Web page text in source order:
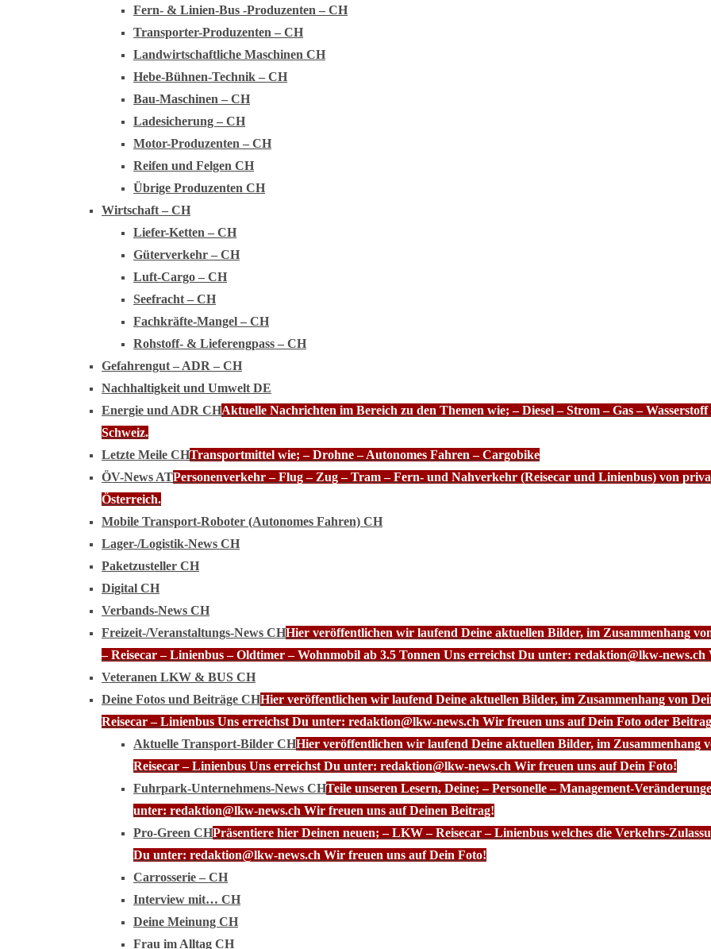
Fern- & Linien-Bus -Produzenten – CH
Transporter-Produzenten – CH
Landwirtschaftliche Maschinen CH
Hebe-Bühnen-Technik – CH
Bau-Maschinen – CH
Ladesicherung – CH
Motor-Produzenten – CH
Reifen und Felgen CH
Übrige Produzenten CH
Wirtschaft – CH
Liefer-Ketten – CH
Güterverkehr – CH
Luft-Cargo – CH
Seefracht – CH
Fachkräfte-Mangel – CH
Rohstoff- & Lieferengpass – CH
Gefahrengut – ADR – CH
Nachhaltigkeit und Umwelt DE
Energie und ADR CHAktuelle Nachrichten im Bereich zu den Themen wie; – Diesel – Strom – Gas –
Schweiz.
Letzte Meile CHTransportmittel wie; – Drohne – Autonomes Fahren – Cargobike
ÖV-News ATPersonenverkehr – Flug – Zug – Tram – Fern- und Nahverkehr (Reisecar und Linienbus) von
Österreich.
Mobile Transport-Roboter (Autonomes Fahren) CH
Lager-/Logistik-News CH
Paketzusteller CH
Digital CH
Verbands-News CH
Freizeit-/Veranstaltungs-News CHHier veröffentlichen wir laufend Deine aktuellen Bilder, im Zusammenhang
– Reisecar – Linienbus – Oldtimer – Wohnmobil ab 3.5 Tonnen Uns erreichst Du unter: redaktion@lkw-
Veteranen LKW & BUS CH
Deine Fotos und Beiträge CHHier veröffentlichen wir laufend Deine aktuellen Bilder, im Zusammenhang von
Reisecar – Linienbus Uns erreichst Du unter: redaktion@lkw-news.ch Wir freuen uns auf Dein Foto oder
Aktuelle Transport-Bilder CHHier veröffentlichen wir laufend Deine aktuellen Bilder, im
Reisecar – Linienbus Uns erreichst Du unter: redaktion@lkw-news.ch Wir freuen uns auf Dein Foto!
Fuhrpark-Unternehmens-News CHTeile unseren Lesern, Deine; – Personelle – Management-
unter: redaktion@lkw-news.ch Wir freuen uns auf Deinen Beitrag!
Pro-Green CHPräsentiere hier Deinen neuen; – LKW – Reisecar – Linienbus welches die Verkehrs-
Du unter: redaktion@lkw-news.ch Wir freuen uns auf Dein Foto!
Carrosserie – CH
Interview mit… CH
Deine Meinung CH
Frau im Alltag CH